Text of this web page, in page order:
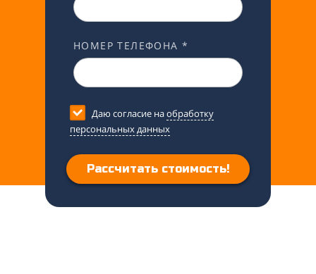
НОМЕР ТЕЛЕФОНА *
Даю согласие наобработку
персональных данных
Рассчитать стоимость!